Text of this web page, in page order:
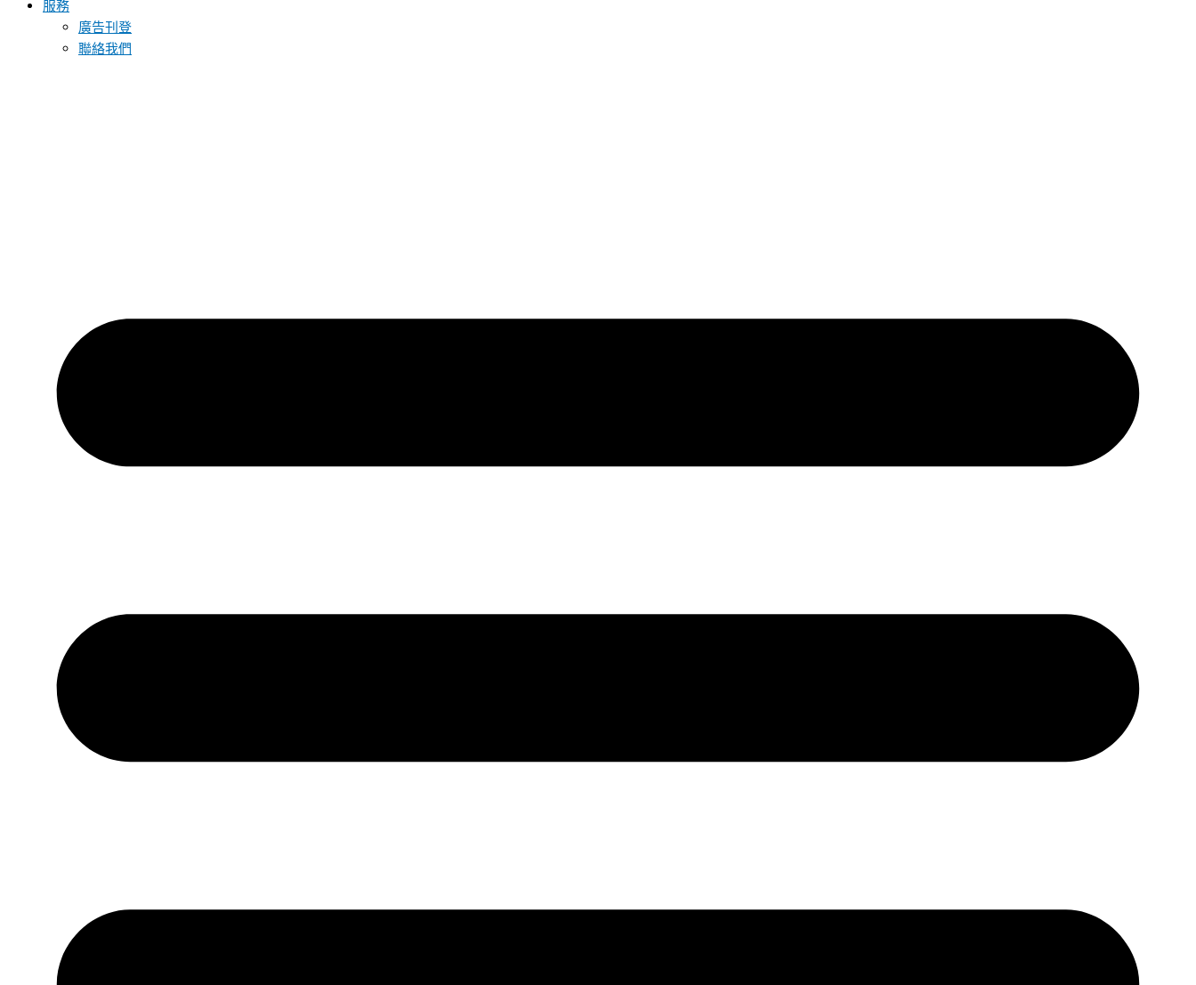
服務
廣告刊登
聯絡我們